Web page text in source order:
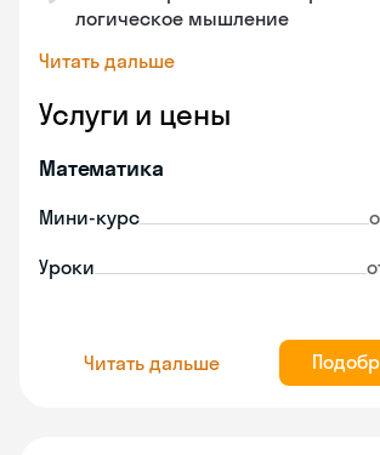
логическое мышление
Читать дальше
Услуги и цены
Математика
Мини-курс
Уроки
Читать дальше